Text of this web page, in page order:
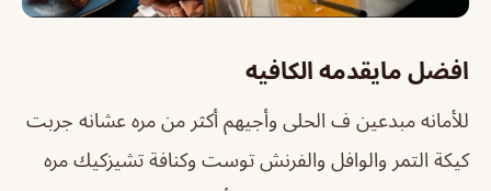
افضل مايقدمه الكافيه
للأمانه مبدعين ف الحلى وأجيهم أكثر من مره عشانه جربت
كيكة التمر والوافل والفرنش توست وكنافة تشيزكيك مره